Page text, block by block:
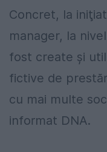
Concret, la
manager, la
fost create şi
fictive de
cu mai multe
informat DNA.